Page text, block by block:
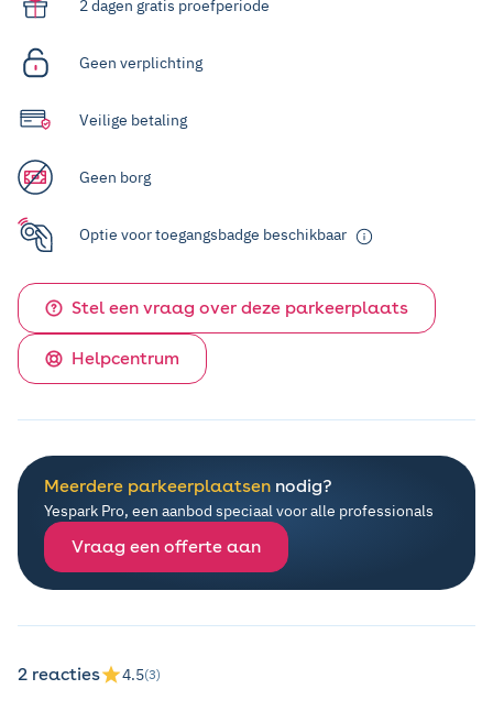
2 dagen gratis proefperiode
Geen verplichting
Veilige betaling
Geen borg
Optie voor toegangsbadge beschikbaar
Stel een vraag over deze parkeerplaats
Helpcentrum
Meerdere parkeerplaatsen nodig?
Yespark Pro, een aanbod speciaal voor alle professionals
Vraag een offerte aan
2 reacties 4.5(3)